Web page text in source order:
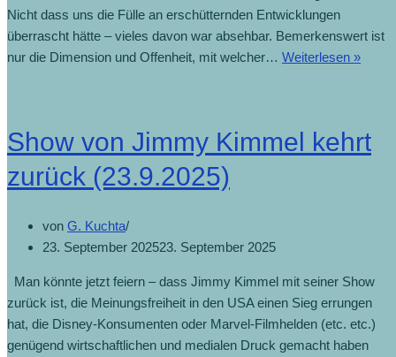
Nicht dass uns die Fülle an erschütternden Entwicklungen
überrascht hätte – vieles davon war absehbar. Bemerkenswert ist
nur die Dimension und Offenheit, mit welcher… Weiterlesen »
Show von Jimmy Kimmel kehrt
zurück (23.9.2025)
von G. Kuchta
23. September 202523. September 2025
Man könnte jetzt feiern – dass Jimmy Kimmel mit seiner Show
zurück ist, die Meinungsfreiheit in den USA einen Sieg errungen
hat, die Disney-Konsumenten oder Marvel-Filmhelden (etc. etc.)
genügend wirtschaftlichen und medialen Druck gemacht haben